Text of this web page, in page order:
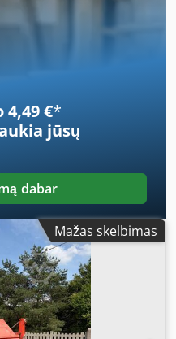
šildytuvas, centrinis
programa (ESP),
suodžių
€*
jūsų
dabar
Mažas skelbimas